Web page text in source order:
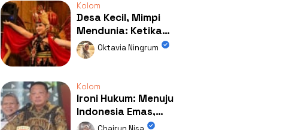
Kolom
Desa Kecil, Mimpi
Mendunia: Ketika
Kolaborasi
Mengubah Wajah
Oktavia Ningrum
Kolom
Ironi Hukum: Menuju
Indonesia Emas,
Ternyata Emasnya